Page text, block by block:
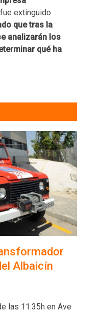
extinguido
que tras la
analizarán los
qué ha
Albaicín
las 11:35h en Ave